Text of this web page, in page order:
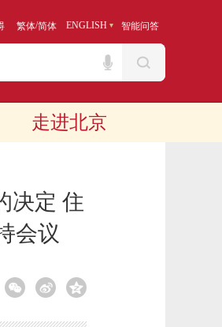
繁体/简体 ENGLISH 智能问答
走进北京
决定 住
会议